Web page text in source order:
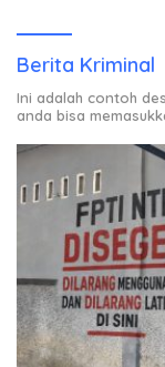
Berita Kriminal
Ini adalah contoh
anda bisa